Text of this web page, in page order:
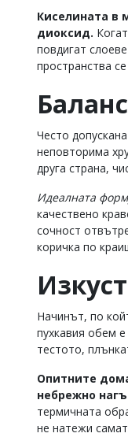
редакцията
откриете
обиден
коментар,
сигнализирайте
Киселината в
диоксид.
повдигат
пространства
Често
неповторима
друга страна,
Идеалната
качествено
сочност
коричка по
Начинът, по
пухкавия обем
тестото,
Опитните
небрежно
термичната
не натежи